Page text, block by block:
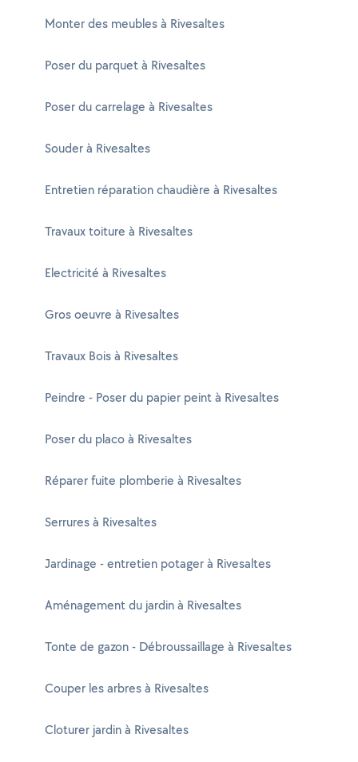
Monter des meubles à Rivesaltes
Poser du parquet à Rivesaltes
Poser du carrelage à Rivesaltes
Souder à Rivesaltes
Entretien réparation chaudière à Rivesaltes
Travaux toiture à Rivesaltes
Electricité à Rivesaltes
Gros oeuvre à Rivesaltes
Travaux Bois à Rivesaltes
Peindre - Poser du papier peint à Rivesaltes
Poser du placo à Rivesaltes
Réparer fuite plomberie à Rivesaltes
Serrures à Rivesaltes
Jardinage - entretien potager à Rivesaltes
Aménagement du jardin à Rivesaltes
Tonte de gazon - Débroussaillage à Rivesaltes
Couper les arbres à Rivesaltes
Cloturer jardin à Rivesaltes